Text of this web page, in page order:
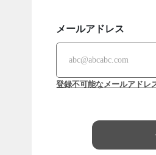
メールアドレス
登録不可能なメールアドレ